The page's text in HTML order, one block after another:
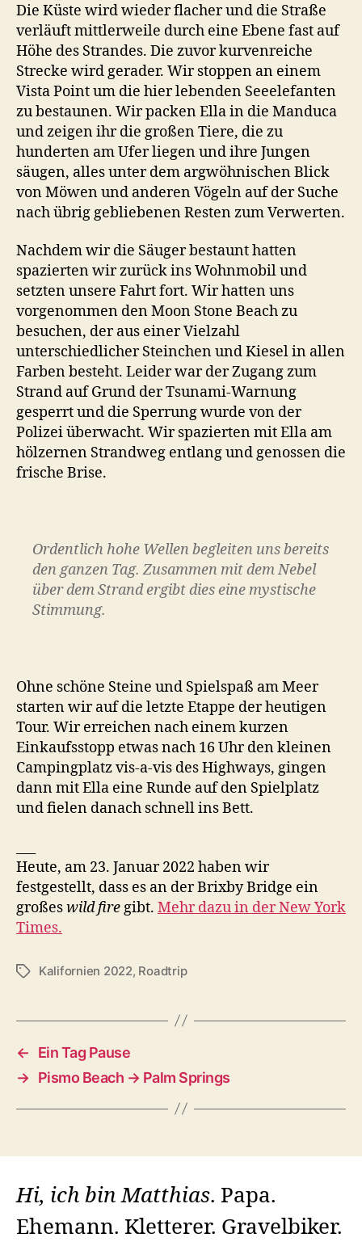
Die Küste wird wieder flacher und die Straße
verläuft mittlerweile durch eine Ebene fast auf
Höhe des Strandes. Die zuvor kurvenreiche
Strecke wird gerader. Wir stoppen an einem
Vista Point um die hier lebenden Seeelefanten
zu bestaunen. Wir packen Ella in die Manduca
und zeigen ihr die großen Tiere, die zu
hunderten am Ufer liegen und ihre Jungen
säugen, alles unter dem argwöhnischen Blick
von Möwen und anderen Vögeln auf der Suche
nach übrig gebliebenen Resten zum Verwerten.
Nachdem wir die Säuger bestaunt hatten
spazierten wir zurück ins Wohnmobil und
setzten unsere Fahrt fort. Wir hatten uns
vorgenommen den Moon Stone Beach zu
besuchen, der aus einer Vielzahl
unterschiedlicher Steinchen und Kiesel in allen
Farben besteht. Leider war der Zugang zum
Strand auf Grund der Tsunami-Warnung
gesperrt und die Sperrung wurde von der
Polizei überwacht. Wir spazierten mit Ella am
hölzernen Strandweg entlang und genossen die
frische Brise.
Ordentlich hohe Wellen begleiten uns bereits
den ganzen Tag. Zusammen mit dem Nebel
über dem Strand ergibt dies eine mystische
Stimmung.
Ohne schöne Steine und Spielspaß am Meer
starten wir auf die letzte Etappe der heutigen
Tour. Wir erreichen nach einem kurzen
Einkaufsstopp etwas nach 16 Uhr den kleinen
Campingplatz vis-a-vis des Highways, gingen
dann mit Ella eine Runde auf den Spielplatz
und fielen danach schnell ins Bett.
Heute, am 23. Januar 2022 haben wir
festgestellt, dass es an der Brixby Bridge ein
großeswild fire gibt. Mehr dazu in der New York
Times.
Schlagwörter
Kalifornien 2022, Roadtrip
←
Ein Tag Pause
→ Pismo Beach → Palm Springs
Hi, ich bin Matthias. Papa.
Ehemann. Kletterer. Gravelbiker.